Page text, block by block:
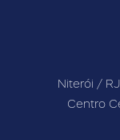
Niterói /
Centro